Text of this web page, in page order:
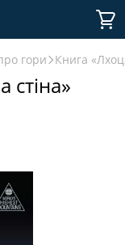
гори Книга
стіна»